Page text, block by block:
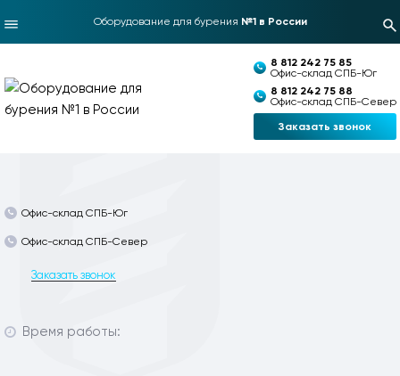
Оборудование для бурения №1 в России
8 812 242 75 85
Офис-склад СПБ-Юг
8 812 242 75 88
Офис-склад СПБ-Север
Заказать звонок
Офис-склад СПБ-Юг
Офис-склад СПБ-Север
Заказать звонок
Время работы: